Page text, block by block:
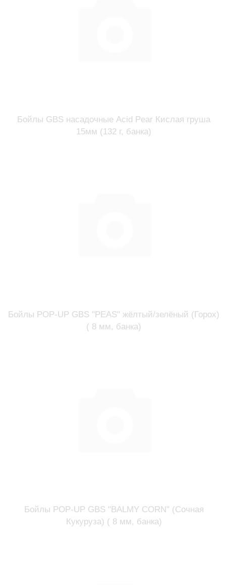
Бойлы GBS насадочные Acid Pear Кислая груша
15мм (132 г, банка)
Бойлы POP-UP GBS "PEAS" жёлтый/зелёный (Горох)
( 8 мм, банка)
Бойлы POP-UP GBS "BALMY CORN" (Сочная
Кукуруза) ( 8 мм, банка)